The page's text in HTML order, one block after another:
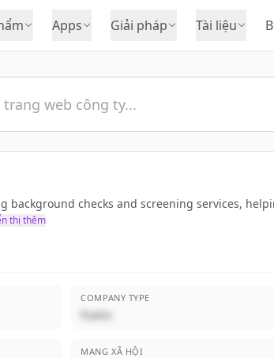
Apps Giải pháp Tài liệu
background checks and screening services,
thị thêm
COMPANY TYPE
Public
MẠNG XÃ HỘI